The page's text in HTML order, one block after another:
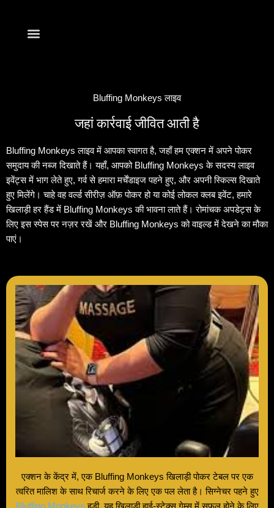
Bluffing Monkeys लाइव
जहां कार्रवाई जीवित आती है
Bluffing Monkeys लाइव में आपका स्वागत है, जहाँ हम एक्शन में अपने पोकर
समुदाय की नब्ज दिखाते हैं। यहाँ, आपको Bluffing Monkeys के सदस्य लाइव
इवेंट्स में भाग लेते हुए, गर्व से हमारा मर्चेंडाइज पहने हुए, और अपनी स्किल्स दिखाते
हुए मिलेंगे। चाहे वह वर्ल्ड सीरीज़ ऑफ़ पोकर हो या कोई लोकल क्लब इवेंट, हमारे
खिलाड़ी हर हैंड में Bluffing Monkeys की भावना लाते हैं। रोमांचक अपडेट्स के
लिए इस स्पेस पर नज़र रखें और Bluffing Monkeys को वाइल्ड में देखने का मौका
पाएं।
एक्शन के केंद्र में, एक Bluffing Monkeys खिलाड़ी पोकर टेबल पर एक
त्वरित मालिश के साथ रिचार्ज करने के लिए एक पल लेता है। सिग्नेचर पहने हुए